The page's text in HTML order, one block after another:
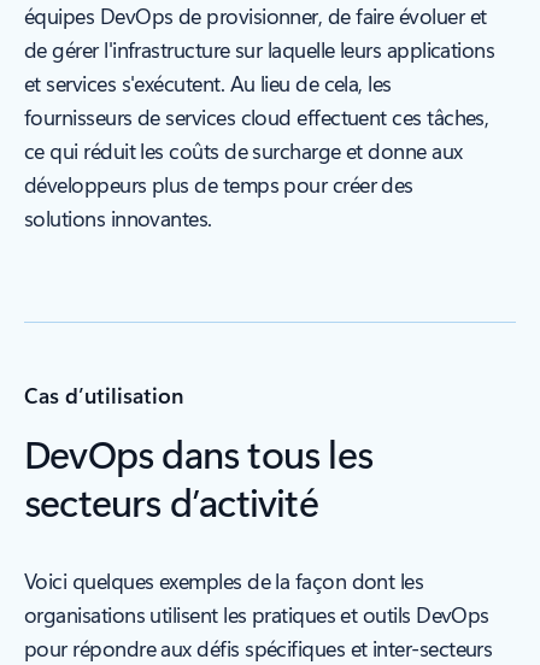
équipes DevOps de provisionner, de faire évoluer et
de gérer l'infrastructure sur laquelle leurs applications
et services s'exécutent. Au lieu de cela, les
fournisseurs de services cloud effectuent ces tâches,
ce qui réduit les coûts de surcharge et donne aux
développeurs plus de temps pour créer des
solutions innovantes.
Cas d’utilisation
DevOps dans tous les
secteurs d’activité
Voici quelques exemples de la façon dont les
organisations utilisent les pratiques et outils DevOps
pour répondre aux défis spécifiques et inter-secteurs